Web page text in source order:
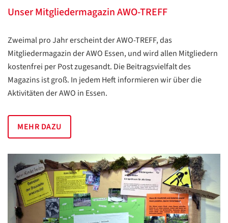
Unser Mitgliedermagazin AWO-TREFF
Zweimal pro Jahr erscheint der AWO-TREFF, das
Mitgliedermagazin der AWO Essen, und wird allen Mitgliedern
kostenfrei per Post zugesandt. Die Beitragsvielfalt des
Magazins ist groß. In jedem Heft informieren wir über die
Aktivitäten der AWO in Essen.
MEHR DAZU